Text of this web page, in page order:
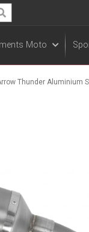
Moto
Thunder Aluminium